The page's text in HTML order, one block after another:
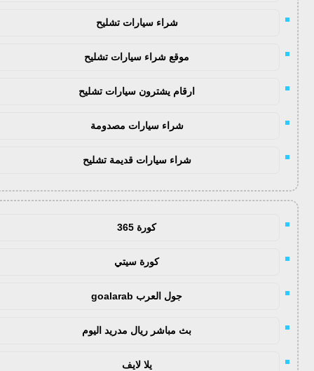
شراء سيارات تشليح
موقع شراء سيارات تشليح
ارقام يشترون سيارات تشليح
شراء سيارات مصدومة
شراء سيارات قديمة تشليح
كورة 365
كورة سيتي
جول العرب goalarab
بث مباشر ريال مدريد اليوم
يلا لايف